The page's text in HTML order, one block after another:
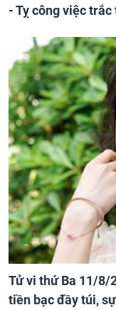
- Tỵ công việc
Tử vi thứ Ba 11/8/
tiền bạc đầy túi,